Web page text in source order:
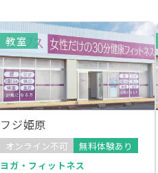
教室
フジ姫原
オンライン不可
無料体験あり
ヨガ・フィットネス